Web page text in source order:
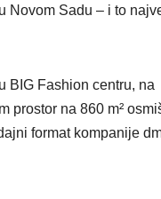
Novom Sadu – i to
BIG Fashion centru, na
prostor na 860 m²
format kompanije